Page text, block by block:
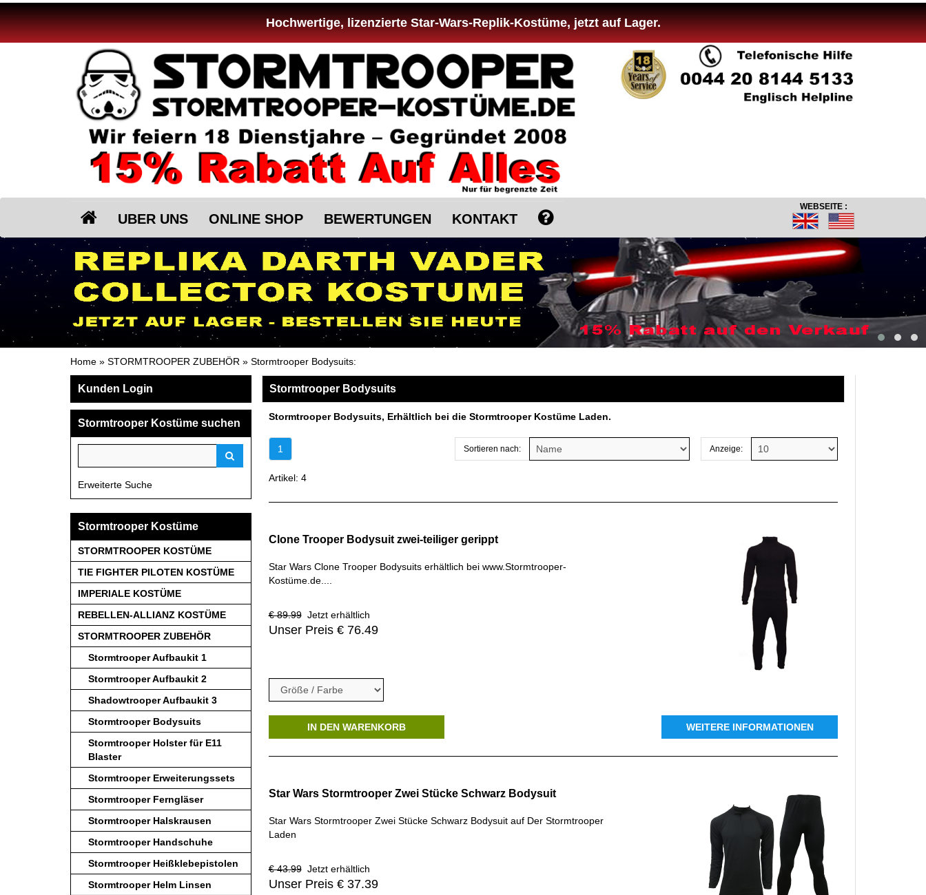
Hochwertige, lizenzierte Star-Wars-Replik-Kostüme, jetzt auf Lager.
UBER UNS ONLINE SHOP BEWERTUNGEN KONTAKT
WEBSEITE :
Home » STORMTROOPER ZUBEHÖR » Stormtrooper Bodysuits:
Kunden Login
Stormtrooper Kostüme suchen
Erweiterte Suche
Stormtrooper Kostüme
STORMTROOPER KOSTÜME
TIE FIGHTER PILOTEN KOSTÜME
IMPERIALE KOSTÜME
REBELLEN-ALLIANZ KOSTÜME
STORMTROOPER ZUBEHÖR
Stormtrooper Aufbaukit 1
Stormtrooper Aufbaukit 2
Shadowtrooper Aufbaukit 3
Stormtrooper Bodysuits
Stormtrooper Holster für E11
Blaster
Stormtrooper Erweiterungssets
Stormtrooper Ferngläser
Stormtrooper Halskrausen
Stormtrooper Handschuhe
Stormtrooper Heißklebepistolen
Stormtrooper Helm Linsen
Stormtrooper Bodysuits
Stormtrooper Bodysuits, Erhältlich bei die Stormtrooper Kostüme Laden.
1 Sortieren nach: Anzeige:
Artikel: 4
Clone Trooper Bodysuit zwei-teiliger gerippt
Star Wars Clone Trooper Bodysuits erhältlich bei www.Stormtrooper-
Kostüme.de....
€ 89.99Jetzt erhältlich
Unser Preis € 76.49
IN DEN WARENKORB WEITERE INFORMATIONEN
Star Wars Stormtrooper Zwei Stücke Schwarz Bodysuit
Star Wars Stormtrooper Zwei Stücke Schwarz Bodysuit auf Der Stormtrooper
Laden
€ 43.99Jetzt erhältlich
Unser Preis € 37.39